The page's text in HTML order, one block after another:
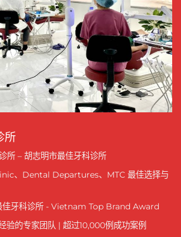
所
所 – 胡志明市最佳牙科诊所
、Dental Departures、MTC 最佳选择与
佳牙科诊所 - Vietnam Top Brand Award
验的专家团队 | 超过10,000例成功案例